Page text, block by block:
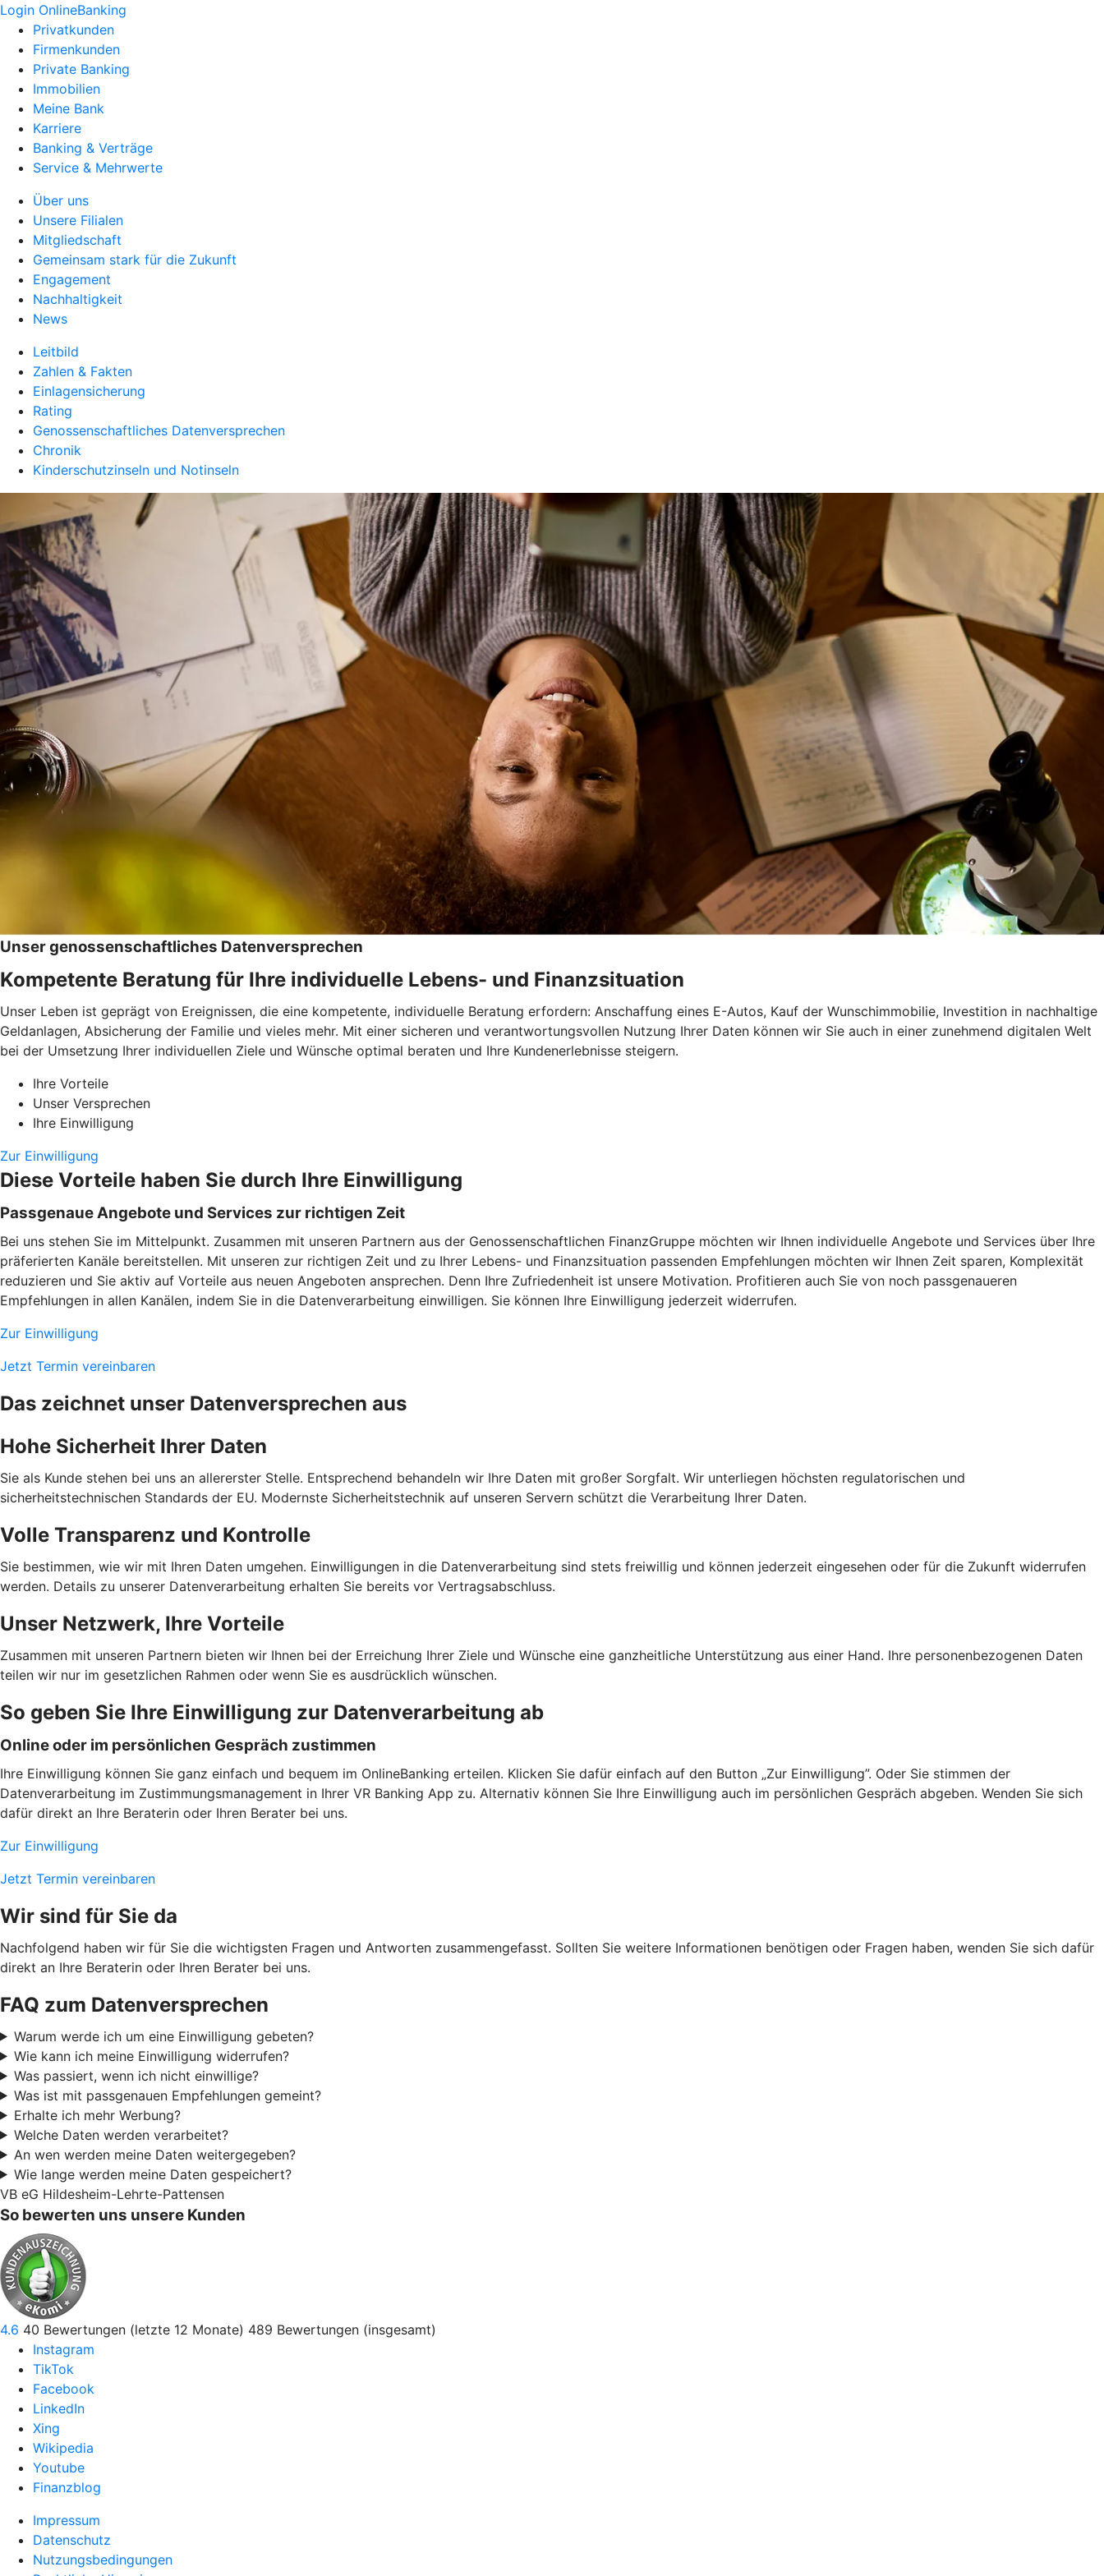
Login OnlineBanking
Privatkunden
Firmenkunden
Private Banking
Immobilien
Meine Bank
Karriere
Banking & Verträge
Service & Mehrwerte
Über uns
Unsere Filialen
Mitgliedschaft
Gemeinsam stark für die Zukunft
Engagement
Nachhaltigkeit
News
Leitbild
Zahlen & Fakten
Einlagensicherung
Rating
Genossenschaftliches Datenversprechen
Chronik
Kinderschutzinseln und Notinseln
Unser genossenschaftliches Datenversprechen
Kompetente Beratung für Ihre individuelle Lebens- und Finanzsituation
Unser Leben ist geprägt von Ereignissen, die eine kompetente, individuelle Beratung erfordern: Anschaffung eines E-Autos, Kauf der Wunschimmobilie, Investition in nachhaltige
Geldanlagen, Absicherung der Familie und vieles mehr. Mit einer sicheren und verantwortungsvollen Nutzung Ihrer Daten können wir Sie auch in einer zunehmend digitalen Welt
bei der Umsetzung Ihrer individuellen Ziele und Wünsche optimal beraten und Ihre Kundenerlebnisse steigern.
Ihre Vorteile
Unser Versprechen
Ihre Einwilligung
Zur Einwilligung
Diese Vorteile haben Sie durch Ihre Einwilligung
Passgenaue Angebote und Services zur richtigen Zeit
Bei uns stehen Sie im Mittelpunkt. Zusammen mit unseren Partnern aus der Genossenschaftlichen FinanzGruppe möchten wir Ihnen individuelle Angebote und Services über Ihre
präferierten Kanäle bereitstellen. Mit unseren zur richtigen Zeit und zu Ihrer Lebens- und Finanzsituation passenden Empfehlungen möchten wir Ihnen Zeit sparen, Komplexität
reduzieren und Sie aktiv auf Vorteile aus neuen Angeboten ansprechen. Denn Ihre Zufriedenheit ist unsere Motivation. Profitieren auch Sie von noch passgenaueren
Empfehlungen in allen Kanälen, indem Sie in die Datenverarbeitung einwilligen. Sie können Ihre Einwilligung jederzeit widerrufen.
Zur Einwilligung
Jetzt Termin vereinbaren
Das zeichnet unser Datenversprechen aus
Hohe Sicherheit Ihrer Daten
Sie als Kunde stehen bei uns an allererster Stelle. Entsprechend behandeln wir Ihre Daten mit großer Sorgfalt. Wir unterliegen höchsten regulatorischen und
sicherheitstechnischen Standards der EU. Modernste Sicherheitstechnik auf unseren Servern schützt die Verarbeitung Ihrer Daten.
Volle Transparenz und Kontrolle
Sie bestimmen, wie wir mit Ihren Daten umgehen. Einwilligungen in die Datenverarbeitung sind stets freiwillig und können jederzeit eingesehen oder für die Zukunft widerrufen
werden. Details zu unserer Datenverarbeitung erhalten Sie bereits vor Vertragsabschluss.
Unser Netzwerk, Ihre Vorteile
Zusammen mit unseren Partnern bieten wir Ihnen bei der Erreichung Ihrer Ziele und Wünsche eine ganzheitliche Unterstützung aus einer Hand. Ihre personenbezogenen Daten
teilen wir nur im gesetzlichen Rahmen oder wenn Sie es ausdrücklich wünschen.
So geben Sie Ihre Einwilligung zur Datenverarbeitung ab
Online oder im persönlichen Gespräch zustimmen
Ihre Einwilligung können Sie ganz einfach und bequem im OnlineBanking erteilen. Klicken Sie dafür einfach auf den Button „Zur Einwilligung”. Oder Sie stimmen der
Datenverarbeitung im Zustimmungsmanagement in Ihrer VR Banking App zu. Alternativ können Sie Ihre Einwilligung auch im persönlichen Gespräch abgeben. Wenden Sie sich
dafür direkt an Ihre Beraterin oder Ihren Berater bei uns.
Zur Einwilligung
Jetzt Termin vereinbaren
Wir sind für Sie da
Nachfolgend haben wir für Sie die wichtigsten Fragen und Antworten zusammengefasst. Sollten Sie weitere Informationen benötigen oder Fragen haben, wenden Sie sich dafür
direkt an Ihre Beraterin oder Ihren Berater bei uns.
FAQ zum Datenversprechen
Warum werde ich um eine Einwilligung gebeten?
Wie kann ich meine Einwilligung widerrufen?
Was passiert, wenn ich nicht einwillige?
Was ist mit passgenauen Empfehlungen gemeint?
Erhalte ich mehr Werbung?
Welche Daten werden verarbeitet?
An wen werden meine Daten weitergegeben?
Wie lange werden meine Daten gespeichert?
VB eG Hildesheim-Lehrte-Pattensen
So bewerten uns unsere Kunden
4.6 40 Bewertungen (letzte 12 Monate) 489 Bewertungen (insgesamt)
Instagram
TikTok
Facebook
LinkedIn
Xing
Wikipedia
Youtube
Finanzblog
Impressum
Datenschutz
Nutzungsbedingungen